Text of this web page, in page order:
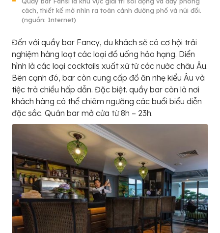
cách, thiết kế mở nhìn ra toàn cảnh đường phố và núi đồi.
(nguồn: Internet)
Đến với quầy bar Fancy, du khách sẽ có cơ hội trải
nghiệm hàng loạt các loại đồ uống hảo hạng. Diển
hình là các loại cocktails xuất xứ từ các nước châu Âu.
Bên cạnh đó, bar còn cung cấp đồ ăn nhẹ kiểu Âu và
tiệc trà chiều hấp dẫn. Đặc biệt. quầy bar còn là nơi
khách hàng có thể chiêm ngưỡng các buổi biểu diễn
đặc sắc. Quán bar mở cửa từ 8h – 23h.